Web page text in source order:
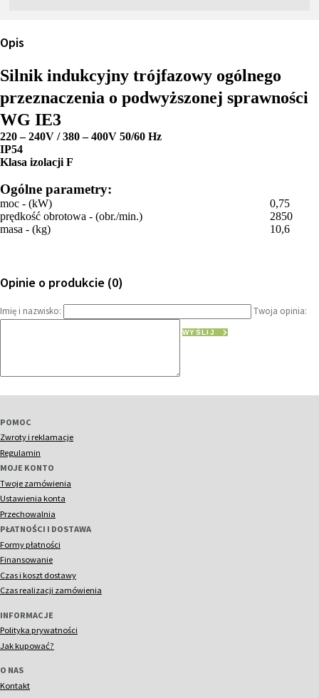
Opis
Silnik indukcyjny trójfazowy ogólnego
przeznaczenia o podwyższonej sprawności
WG IE3
220 – 240V / 380 – 400V 50/60 Hz
IP54
Klasa izolacji F
Ogólne parametry:
moc - (kW)
0,75
prędkość obrotowa - (obr./min.)
2850
masa - (kg)
10,6
Opinie o produkcie (0)
Imię i nazwisko: Twoja opinia:
WYŚLIJ
POMOC
Zwroty i reklamacje
Regulamin
MOJE KONTO
Twoje zamówienia
Ustawienia konta
Przechowalnia
PŁATNOŚCI I DOSTAWA
Formy płatności
Finansowanie
Czas i koszt dostawy
Czas realizacji zamówienia
INFORMACJE
Polityka prywatności
Jak kupować?
O NAS
Kontakt